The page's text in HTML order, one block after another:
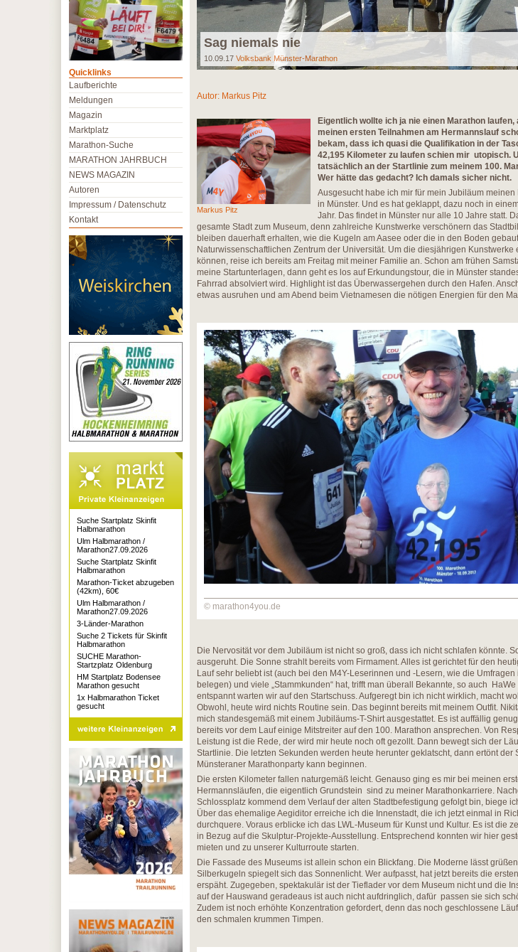
Sag niemals nie
10.09.17 Volksbank Münster-Marathon
Autor: Markus Pitz
Markus Pitz
Eigentlich wollte ich ja nie einen Marathon laufen,
meinen ersten Teilnahmen am Hermannslauf
bekam, dass ich quasi die Qualifikation in der
42,195 Kilometer zu laufen schien mir utopisch.
tatsächlich an der Startlinie zum meinem 100.
Wer hätte das gedacht? Ich damals sicher nicht.
Ausgesucht habe ich mir für mein Jubiläum
in Münster. Und es hat geklappt, dazu noch in
Jahr. Das findet in Münster nur alle 10 Jahre statt.
gesamte Stadt zum Museum, denn zahlreiche Kunstwerke verschönern das
bleiben dauerhaft erhalten, wie die Kugeln am Aasee oder die in den Boden
Naturwissenschaftlichen Zentrum der Universität. Um die diesjährigen Kunstwerke
können, reise ich bereits am Freitag mit meiner Familie an. Schon am frühen
meine Startunterlagen, dann geht es los auf Erkundungstour, die in Münster
Fahrrad absolviert wird. Highlight ist das Überwassergehen durch den Hafen.
etwas ausruhen und am Abend beim Vietnamesen die nötigen Energien für den
© marathon4you.de
Die Nervosität vor dem Jubiläum ist nicht so groß, dass ich nicht schlafen könnte.
ausgeruht. Die Sonne strahlt bereits vom Firmament. Alles ist gerichtet für den
Lauf sehr beliebt ist (auch bei den M4Y-Leserinnen und -Lesern, wie die
belegen) und viele „Stammkunden“ hat, trifft man überall Bekannte, so auch
entspannt warten wir auf den Startschuss. Aufgeregt bin ich nicht wirklich, macht
Obwohl, heute wird nichts Routine sein. Das beginnt bereits mit meinem Outfit.
mich standesgemäß mit einem Jubiläums-T-Shirt ausgestattet. Es ist auffällig
bereits vor dem Lauf einige Mitstreiter auf den 100. Marathon ansprechen. Von
Leistung ist die Rede, der wird mir heute noch oft gezollt. Dann bewegt sich der
Startlinie. Die letzten Sekunden werden heute herunter geklatscht, dann ertönt der
Münsteraner Marathonparty kann beginnen.
Die ersten Kilometer fallen naturgemäß leicht. Genauso ging es mir bei meinen
Hermannsläufen, die eigentlich Grundstein sind zu meiner Marathonkarriere.
Schlossplatz kommend dem Verlauf der alten Stadtbefestigung gefolgt bin, biege
Über das ehemalige Aegiditor erreiche ich die Innenstadt, die ich jetzt einmal in
durchquere. Voraus erblicke ich das LWL-Museum für Kunst und Kultur. Es ist die
in Bezug auf die Skulptur-Projekte-Ausstellung. Entsprechend konnten wir hier
mieten und zu unserer Kulturroute starten.
Die Fassade des Museums ist allein schon ein Blickfang. Die Moderne lässt
Silberkugeln spiegelt sich das Sonnenlicht. Wer aufpasst, hat jetzt bereits die
erspäht. Zugegeben, spektakulär ist der Tieflader vor dem Museum nicht und die
auf der Hauswand geradeaus ist auch nicht aufdringlich, dafür passen sie sich
Zudem ist noch erhöhte Konzentration gefordert, denn das noch geschlossene
den schmalen krummen Timpen.
Quicklinks
Laufberichte
Meldungen
Magazin
Marktplatz
Marathon-Suche
MARATHON JAHRBUCH
NEWS MAGAZIN
Autoren
Impressum / Datenschutz
Kontakt
Suche Startplatz Skinfit
Halbmarathon
Ulm Halbmarathon /
Marathon27.09.2026
Suche Startplatz Skinfit
Halbmarathon
Marathon-Ticket abzugeben
(42km), 60€
Ulm Halbmarathon /
Marathon27.09.2026
3-Länder-Marathon
Suche 2 Tickets für Skinfit
Halbmarathon
SUCHE Marathon-
Startzplatz Oldenburg
HM Startplatz Bodensee
Marathon gesucht
1x Halbmarathon Ticket
gesucht